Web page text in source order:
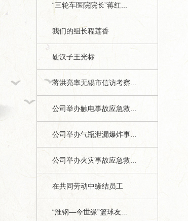
“三轮车医院院长”蒋红...
我们的组长程莲香
硬汉子王光标
蒋洪亮率无锡市信访考察...
公司举办触电事故应急救...
公司举办气瓶泄漏爆炸事...
公司举办火灾事故应急救...
在共同劳动中缘结员工
“淮钢—今世缘”篮球友...